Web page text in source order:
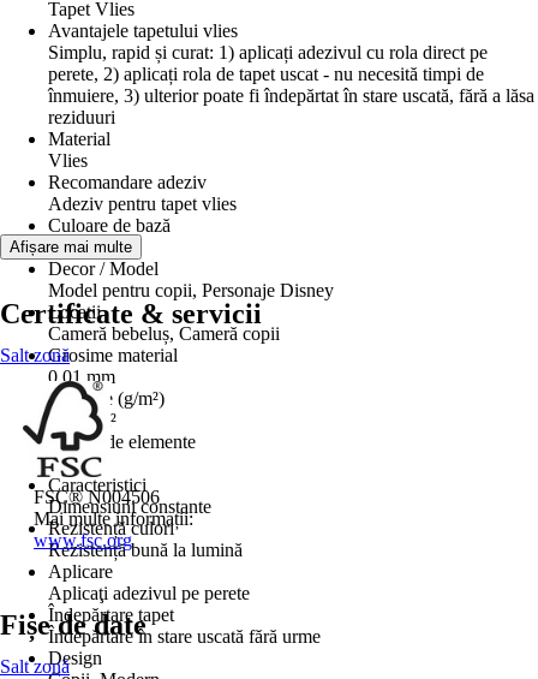
Tapet Vlies
Avantajele tapetului vlies
Simplu, rapid și curat: 1) aplicați adezivul cu rola direct pe
perete, 2) aplicați rola de tapet uscat - nu necesită timpi de
înmuiere, 3) ulterior poate fi îndepărtat în stare uscată, fără a lăsa
reziduuri
Material
Vlies
Recomandare adeziv
Adeziv pentru tapet vlies
Culoare de bază
Alb
Decor / Model
Model pentru copii, Personaje Disney
Locații
Cameră bebeluș, Cameră copii
Grosime material
0,01 mm
Greutate (g/m²)
175 g/m²
Număr de elemente
5
Caracteristici
Dimensiuni constante
Rezistență culori
Rezistență bună la lumină
Aplicare
Aplicaţi adezivul pe perete
Îndepărtare tapet
Îndepărtare în stare uscată fără urme
Design
Afișare mai multe
Certificate & servicii
Salt zonă
FSC® N004506
Mai multe informații:
www.fsc.org
Fișe de date
Salt zonă